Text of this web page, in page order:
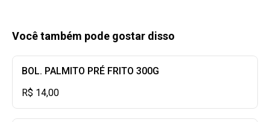
Você também pode gostar disso
BOL. PALMITO PRÉ FRITO 300G
R$ 14,00